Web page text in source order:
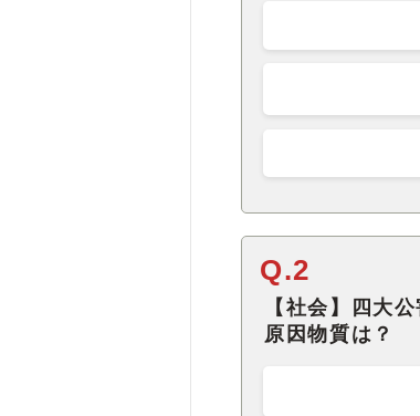
Q.2
【社会】四大
原因物質は？